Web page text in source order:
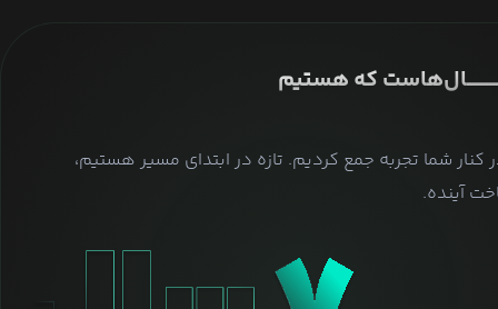
که هستیم
کنار شما تجربه جمع کردیم. تازه در ابتدای مسیر هستیم،
آینده.